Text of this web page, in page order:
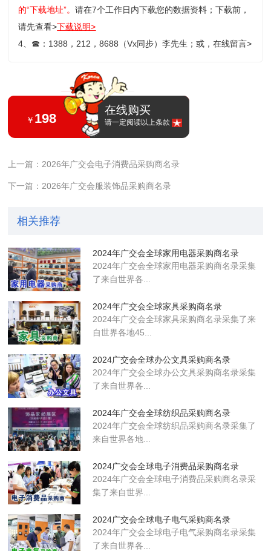
的“下载地址”。请在7个工作日内下载您的数据资料；下载前，
请先查看>下载说明>
4、 ☎ ：1388，212，8688（Vx同步）李先生；或，在线留言>
￥ 198
在线购买
请一定阅读以上条款
上一篇：2026年广交会电子消费品采购商名录
下一篇：2026年广交会服装饰品采购商名录
相关推荐
2024年广交会全球家用电器采购商名录
2024年广交会全球家用电器采购商名录采集
了来自世界各...
2024年广交会全球家具采购商名录
2024年广交会全球家具采购商名录采集了来
自世界各地45...
2024广交会全球办公文具采购商名录
2024年广交会全球办公文具采购商名录采集
了来自世界各...
2024年广交会全球纺织品采购商名录
2024年广交会全球纺织品采购商名录采集了
来自世界各地...
2024广交会全球电子消费品采购商名录
2024年广交会全球电子消费品采购商名录采
集了来自世界...
2024广交会全球电子电气采购商名录
2024年广交会全球电子电气采购商名录采集
了来自世界各...